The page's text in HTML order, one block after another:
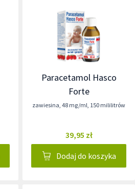
Paracetamol Hasco
Forte
zawiesina, 48 mg/ml, 150 mililitrów
39,95 zł
Dodaj do koszyka